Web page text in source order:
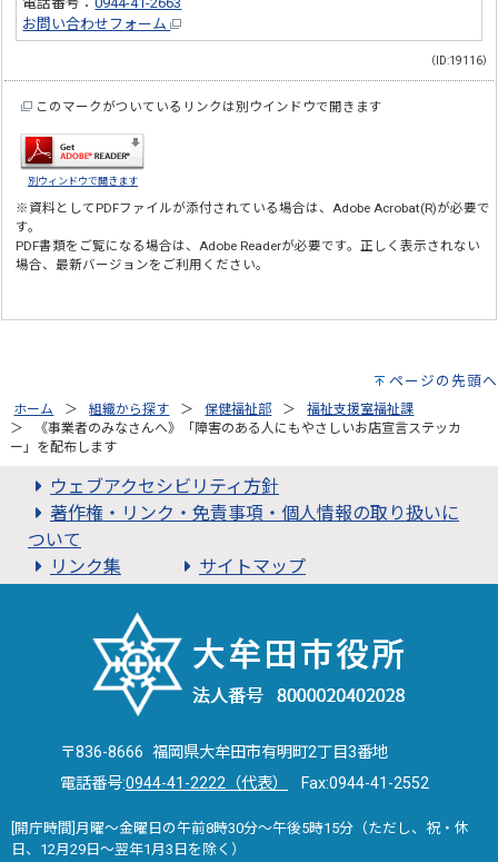
お問い合わせフォーム
（ID:19116）
このマークがついているリンクは別ウインドウで開きます
別ウィンドウで開きます
※資料としてPDFファイルが添付されている場合は、Adobe Acrobat(R)が必要で
す。
PDF書類をご覧になる場合は、Adobe Readerが必要です。正しく表示されない
場合、最新バージョンをご利用ください。
ページの先頭へ
ホーム 組織から探す 保健福祉部
福祉支援室福祉課
《事業者のみなさんへ》「障害のある人にもやさしいお店宣言ステッカ
ー」を配布します
ウェブアクセシビリティ方針
著作権・リンク・免責事項・個人情報の取り扱いに
ついて
リンク集
サイトマップ
〒836-8666 福岡県大牟田市有明町2丁目3番地
電話番号:0944-41-2222（代表） Fax:0944-41-2552
[開庁時間]月曜～金曜日の午前8時30分～午後5時15分（ただし、祝・休
日、12月29日～翌年1月3日を除く）